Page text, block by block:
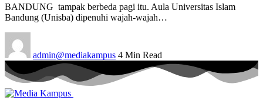
BANDUNG tampak berbeda pagi itu. Aula Universitas Islam
Bandung (Unisba) dipenuhi wajah-wajah…
admin@mediakampus 4 Min Read